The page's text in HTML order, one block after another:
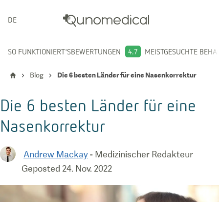
DEUTSCH
SO FUNKTIONIERT'SBEWERTUNGEN 4.7 MEISTGESUCHTE
Blog Die 6 besten Länder für eine Nasenkorrektur
Die 6 besten Länder für eine
Nasenkorrektur
Andrew Mackay- Medizinischer Redakteur
Geposted 24. Nov. 2022